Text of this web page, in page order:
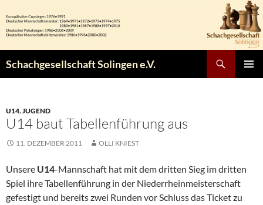
Inhalt
springen
Schachgesellschaft Solingen e.V.
U14,JUGEND
U14 baut Tabellenführung aus
11. DEZEMBER 2011 OLLI KNIEST
Unsere U14-Mannschaft hat mit dem dritten Sieg im dritten
Spiel ihre Tabellenführung in der Niederrheinmeisterschaft
gefestigt und bereits zwei Runden vor Schluss das Ticket zu